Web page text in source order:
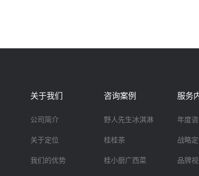
关于我们
公司简介
关于定位
我们的优势
咨询案例
野人先生冰淇淋
桂桂茶
桂小厨广西菜
服务
年度
战略
品牌